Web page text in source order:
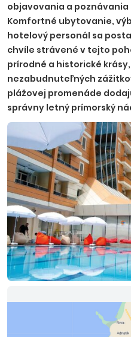
objavovania a
Komfortné ubytovanie,
hotelový personál sa
chvíle strávené v tejto
prírodné a historické
nezabudnuteľných
plážovej promenáde
správny letný prímorský